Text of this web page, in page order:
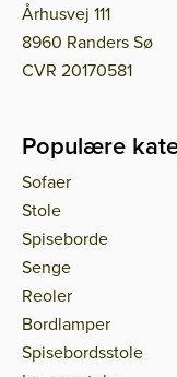
Århusvej 111
8960 Randers Sø
CVR 20170581
Populære
Sofaer
Stole
Spiseborde
Senge
Reoler
Bordlamper
Spisebordsstole